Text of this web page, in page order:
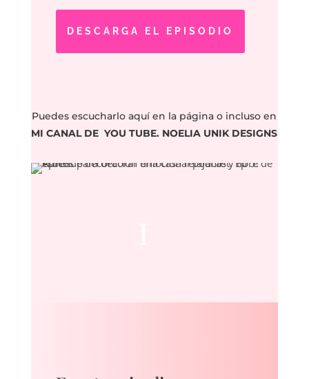
DESCARGA EL EPISODIO
Puedes escucharlo aquí en la página o incluso en
MI CANAL DE YOU TUBE. NOELIA UNIK DESIGNS